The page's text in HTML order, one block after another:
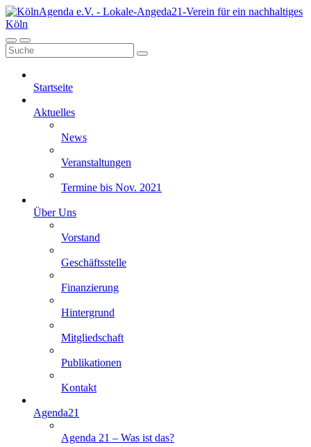
Startseite
Aktuelles
News
Veranstaltungen
Termine bis Nov. 2021
Über Uns
Vorstand
Geschäftsstelle
Finanzierung
Hintergrund
Mitgliedschaft
Publikationen
Kontakt
Agenda21
Agenda 21 – Was ist das?